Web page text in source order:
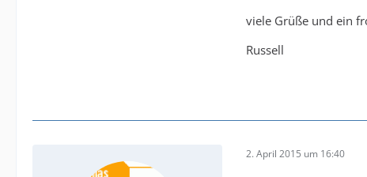
viele Grüße und ein
Russell
2. April 2015 um 16:40